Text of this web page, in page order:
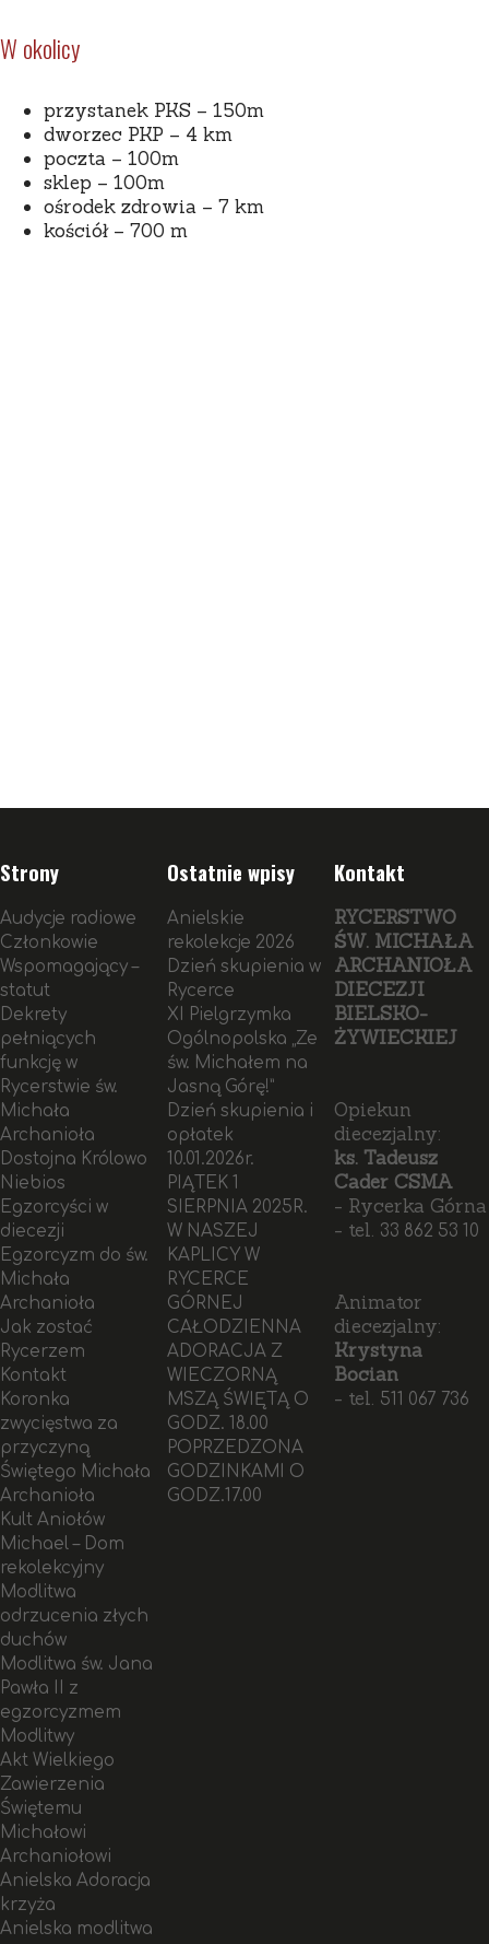
W okolicy
przystanek PKS – 150m
dworzec PKP – 4 km
poczta – 100m
sklep – 100m
ośrodek zdrowia – 7 km
kościół – 700 m
Strony
Audycje radiowe
Członkowie
Wspomagający –
statut
Dekrety
pełniących
funkcję w
Rycerstwie św.
Michała
Archanioła
Dostojna Królowo
Niebios
Egzorcyści w
diecezji
Egzorcyzm do św.
Michała
Archanioła
Jak zostać
Rycerzem
Kontakt
Koronka
zwycięstwa za
przyczyną
Świętego Michała
Archanioła
Kult Aniołów
Michael – Dom
rekolekcyjny
Modlitwa
odrzucenia złych
duchów
Modlitwa św. Jana
Pawła II z
egzorcyzmem
Modlitwy
Akt Wielkiego
Zawierzenia
Świętemu
Michałowi
Archaniołowi
Anielska Adoracja
krzyża
Anielska modlitwa
Ostatnie wpisy
Anielskie
rekolekcje 2026
Dzień skupienia w
Rycerce
XI Pielgrzymka
Ogólnopolska „Ze
św. Michałem na
Jasną Górę!”
Dzień skupienia i
opłatek
10.01.2026r.
PIĄTEK 1
SIERPNIA 2025R.
W NASZEJ
KAPLICY W
RYCERCE
GÓRNEJ
CAŁODZIENNA
ADORACJA Z
WIECZORNĄ
MSZĄ ŚWIĘTĄ O
GODZ. 18.00
POPRZEDZONA
GODZINKAMI O
GODZ.17.00
Kontakt
RYCERSTWO
ŚW. MICHAŁA
ARCHANIOŁA
DIECEZJI
BIELSKO-
ŻYWIECKIEJ
Opiekun
diecezjalny:
ks. Tadeusz
Cader CSMA
- Rycerka Górna
- tel. 33 862 53 10
Animator
diecezjalny:
Krystyna
Bocian
- tel. 511 067 736